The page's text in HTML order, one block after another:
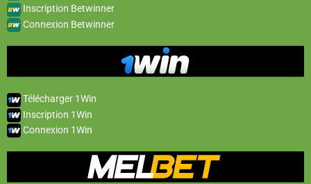
Inscription Betwinner
Connexion Betwinner
Télécharger 1Win
Inscription 1Win
Connexion 1Win